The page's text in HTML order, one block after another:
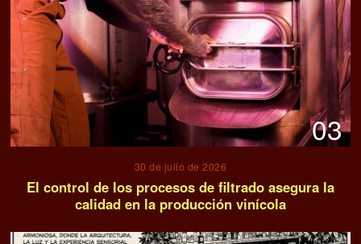
03
30 de julio de 2026
El control de los procesos de filtrado asegura la
calidad en la producción vinícola